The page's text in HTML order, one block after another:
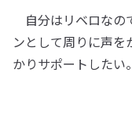
自分はリベロなの
ンとして周りに声を
かりサポートしたい。